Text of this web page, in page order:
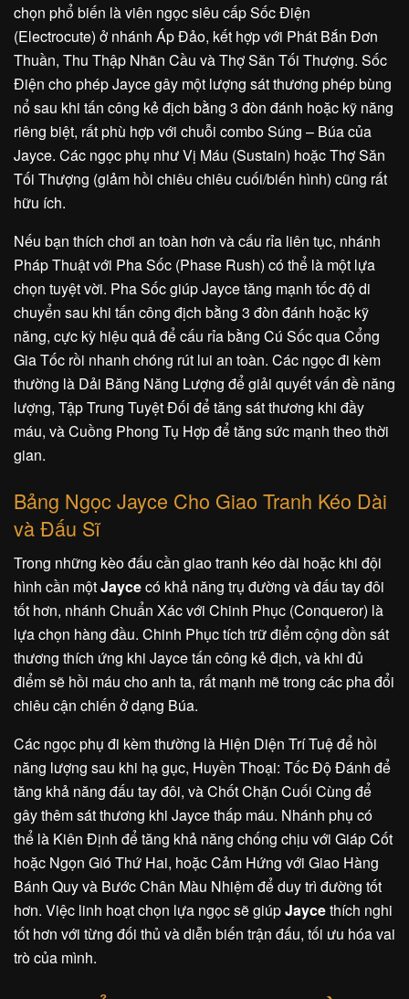
chọn phổ biến là viên ngọc siêu cấp Sốc Điện
(Electrocute) ở nhánh Áp Đảo, kết hợp với Phát Bắn Đơn
Thuần, Thu Thập Nhãn Cầu và Thợ Săn Tối Thượng. Sốc
Điện cho phép Jayce gây một lượng sát thương phép bùng
nổ sau khi tấn công kẻ địch bằng 3 đòn đánh hoặc kỹ năng
riêng biệt, rất phù hợp với chuỗi combo Súng – Búa của
Jayce. Các ngọc phụ như Vị Máu (Sustain) hoặc Thợ Săn
Tối Thượng (giảm hồi chiêu chiêu cuối/biến hình) cũng rất
hữu ích.
Nếu bạn thích chơi an toàn hơn và cấu rỉa liên tục, nhánh
Pháp Thuật với Pha Sốc (Phase Rush) có thể là một lựa
chọn tuyệt vời. Pha Sốc giúp Jayce tăng mạnh tốc độ di
chuyển sau khi tấn công địch bằng 3 đòn đánh hoặc kỹ
năng, cực kỳ hiệu quả để cấu rỉa bằng Cú Sốc qua Cổng
Gia Tốc rồi nhanh chóng rút lui an toàn. Các ngọc đi kèm
thường là Dải Băng Năng Lượng để giải quyết vấn đề năng
lượng, Tập Trung Tuyệt Đối để tăng sát thương khi đầy
máu, và Cuồng Phong Tụ Hợp để tăng sức mạnh theo thời
gian.
Bảng Ngọc Jayce Cho Giao Tranh Kéo Dài
và Đấu Sĩ
Trong những kèo đấu cần giao tranh kéo dài hoặc khi đội
hình cần mộtJaycecó khả năng trụ đường và đấu tay đôi
tốt hơn, nhánh Chuẩn Xác với Chinh Phục (Conqueror) là
lựa chọn hàng đầu. Chinh Phục tích trữ điểm cộng dồn sát
thương thích ứng khi Jayce tấn công kẻ địch, và khi đủ
điểm sẽ hồi máu cho anh ta, rất mạnh mẽ trong các pha đổi
chiêu cận chiến ở dạng Búa.
Các ngọc phụ đi kèm thường là Hiện Diện Trí Tuệ để hồi
năng lượng sau khi hạ gục, Huyền Thoại: Tốc Độ Đánh để
tăng khả năng đấu tay đôi, và Chốt Chặn Cuối Cùng để
gây thêm sát thương khi Jayce thấp máu. Nhánh phụ có
thể là Kiên Định để tăng khả năng chống chịu với Giáp Cốt
hoặc Ngọn Gió Thứ Hai, hoặc Cảm Hứng với Giao Hàng
Bánh Quy và Bước Chân Màu Nhiệm để duy trì đường tốt
hơn. Việc linh hoạt chọn lựa ngọc sẽ giúpJaycethích nghi
tốt hơn với từng đối thủ và diễn biến trận đấu, tối ưu hóa vai
trò của mình.